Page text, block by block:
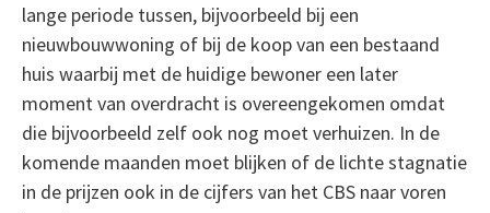
lange periode tussen, bijvoorbeeld bij een
nieuwbouwwoning of bij de koop van een bestaand
huis waarbij met de huidige bewoner een later
moment van overdracht is overeengekomen omdat
die bijvoorbeeld zelf ook nog moet verhuizen. In de
komende maanden moet blijken of de lichte stagnatie
in de prijzen ook in de cijfers van het CBS naar voren